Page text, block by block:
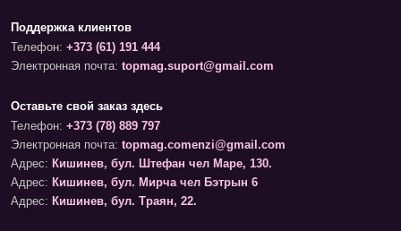
Поддержка клиентов
Телефон: +373 (61) 191 444
Электронная почта: topmag.suport@gmail.com
Оставьте свой заказ здесь
Телефон: +373 (78) 889 797
Электронная почта: topmag.comenzi@gmail.com
Адрес: Кишинев, бул. Штефан чел Маре, 130.
Адрес: Кишинев, бул. Мирча чел Бэтрын 6
Адрес: Кишинев, бул. Траян, 22.